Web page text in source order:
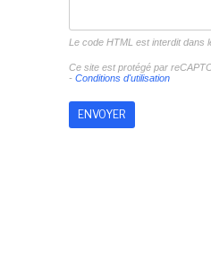
Le code HTML est interdit dans
Ce site est protégé par
- Conditions d'utilisation